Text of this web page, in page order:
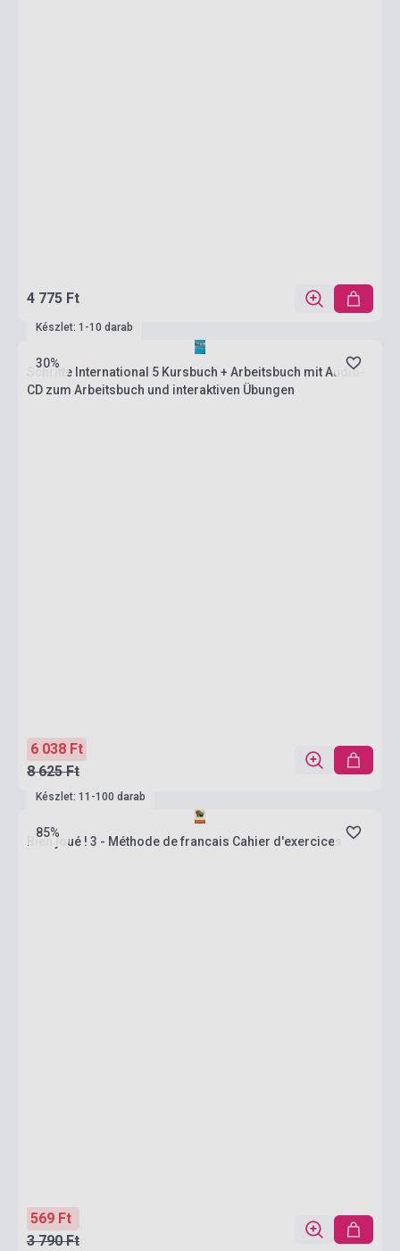
4 775 Ft
30%
Készlet: 1-10 darab
Schritte International 5 Kursbuch + Arbeitsbuch mit Audio-
CD zum Arbeitsbuch und interaktiven Übungen
6 038 Ft
8 625 Ft
85%
Készlet: 11-100 darab
Bien joué ! 3 - Méthode de francais Cahier d'exercices
569 Ft
3 790 Ft